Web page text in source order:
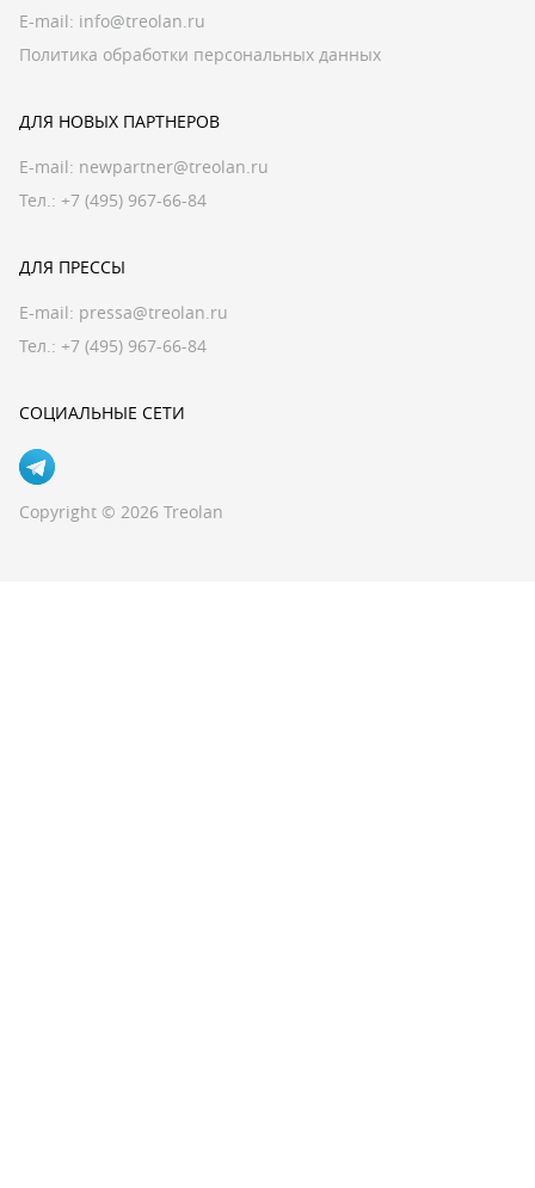
E-mail: info@treolan.ru
Политика обработки персональных данных
ДЛЯ НОВЫХ ПАРТНЕРОВ
E-mail: newpartner@treolan.ru
Тел.: +7 (495) 967-66-84
ДЛЯ ПРЕССЫ
E-mail: pressa@treolan.ru
Тел.: +7 (495) 967-66-84
СОЦИАЛЬНЫЕ СЕТИ
Copyright © 2026 Treolan